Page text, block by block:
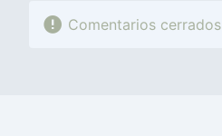
Comentarios cerrados